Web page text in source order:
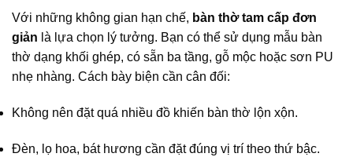
Với những không gian hạn chế, bàn thờ tam cấp đơn
giản là lựa chọn lý tưởng. Bạn có thể sử dụng mẫu bàn
thờ dạng khối ghép, có sẵn ba tầng, gỗ mộc hoặc sơn PU
nhẹ nhàng. Cách bày biện cần cân đối:
Không nên đặt quá nhiều đồ khiến bàn thờ lộn xộn.
Đèn, lọ hoa, bát hương cần đặt đúng vị trí theo thứ bậc.